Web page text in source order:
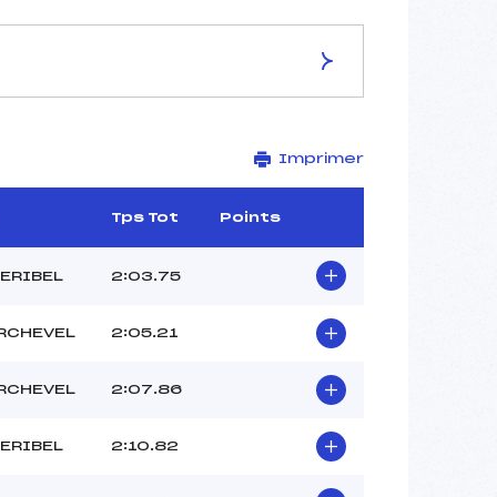
STADE DE SLALOM
2000
2630/12/10
Imprimer
Tps Tot Points
2:03.75
2:05.21
2:07.86
2:10.82